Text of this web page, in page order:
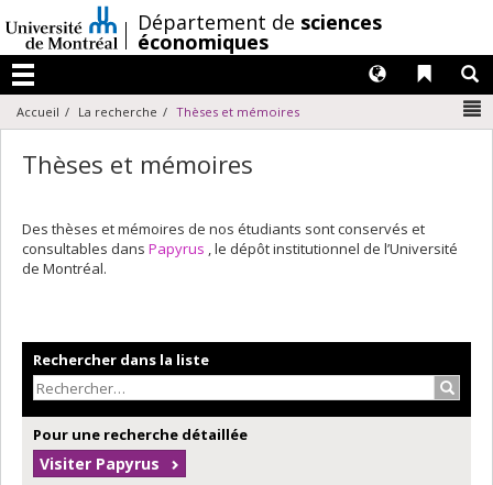
au
contenu
/Département de sciences
économiques
Menu
Liens
Langues
Accueil La recherche Thèses et mémoires
Thèses et mémoires
Des thèses et mémoires de nos étudiants sont conservés et
consultables dans Papyrus , le dépôt institutionnel de l’Université
de Montréal.
Rechercher dans la liste
Pour une recherche détaillée
Visiter Papyrus